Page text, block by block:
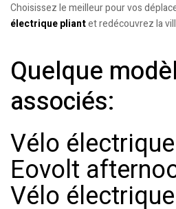
Choisissez le meilleur pour vos
électrique pliantet redécouvrez la
Quelque
associés:
Vélo
Eovolt
Vélo